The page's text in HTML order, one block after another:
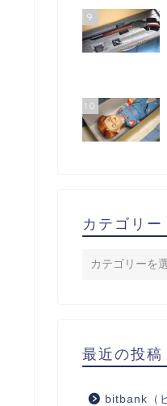
9
10
カテゴリー
最近の投稿
bitbank（